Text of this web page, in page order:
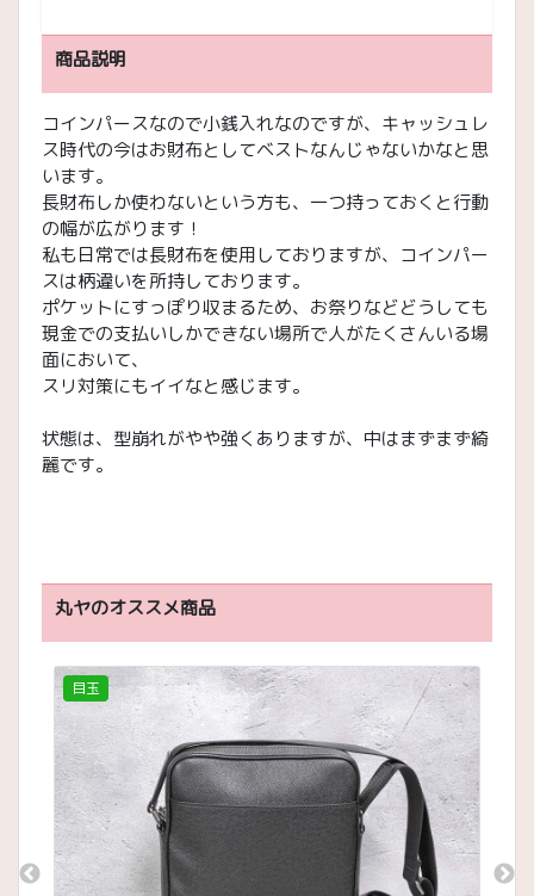
商品説明
コインパースなので小銭入れなのですが、キャッシュレ
ス時代の今はお財布としてベストなんじゃないかなと思
います。
長財布しか使わないという方も、一つ持っておくと行動
の幅が広がります！
私も日常では長財布を使用しておりますが、コインパー
スは柄違いを所持しております。
ポケットにすっぽり収まるため、お祭りなどどうしても
現金での支払いしかできない場所で人がたくさんいる場
面において、
スリ対策にもイイなと感じます。
状態は、型崩れがやや強くありますが、中はまずまず綺
麗です。
丸ヤのオススメ商品
目玉